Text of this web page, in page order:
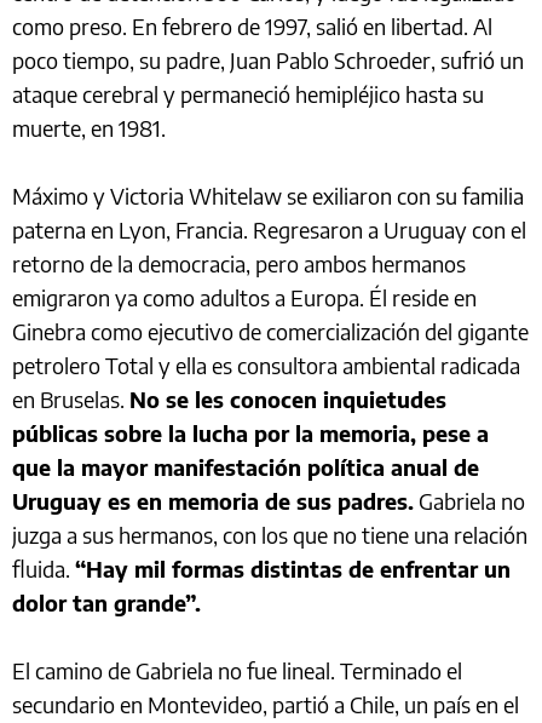
como preso. En febrero de 1997, salió en libertad. Al
poco tiempo, su padre, Juan Pablo Schroeder, sufrió un
ataque cerebral y permaneció hemipléjico hasta su
muerte, en 1981.
Máximo y Victoria Whitelaw se exiliaron con su familia
paterna en Lyon, Francia. Regresaron a Uruguay con el
retorno de la democracia, pero ambos hermanos
emigraron ya como adultos a Europa. Él reside en
Ginebra como ejecutivo de comercialización del gigante
petrolero Total y ella es consultora ambiental radicada
en Bruselas. No se les conocen inquietudes
públicas sobre la lucha por la memoria, pese a
que la mayor manifestación política anual de
Uruguay es en memoria de sus padres. Gabriela no
juzga a sus hermanos, con los que no tiene una relación
fluida. “Hay mil formas distintas de enfrentar un
dolor tan grande”.
El camino de Gabriela no fue lineal. Terminado el
secundario en Montevideo, partió a Chile, un país en el